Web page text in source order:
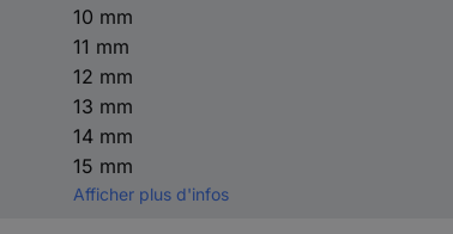
10 mm
11 mm
12 mm
13 mm
14 mm
15 mm
Afficher plus d'infos